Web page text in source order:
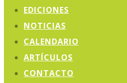
EDICIONES
NOTICIAS
CALENDARIO
ARTÍCULOS
CONTACTO